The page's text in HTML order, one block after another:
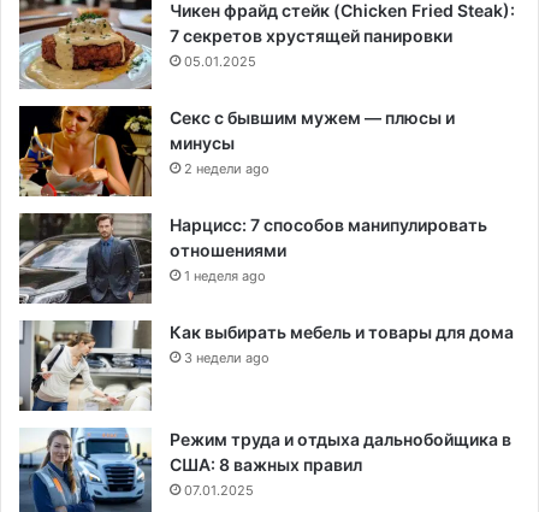
Чикен фрайд стейк (Chicken Fried Steak):
7 секретов хрустящей панировки
05.01.2025
Секс с бывшим мужем — плюсы и
минусы
2 недели ago
Нарцисс: 7 способов манипулировать
отношениями
1 неделя ago
Как выбирать мебель и товары для дома
3 недели ago
Режим труда и отдыха дальнобойщика в
США: 8 важных правил
07.01.2025